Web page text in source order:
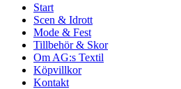
Start
Scen & Idrott
Mode & Fest
Tillbehör & Skor
Om AG:s Textil
Köpvillkor
Kontakt